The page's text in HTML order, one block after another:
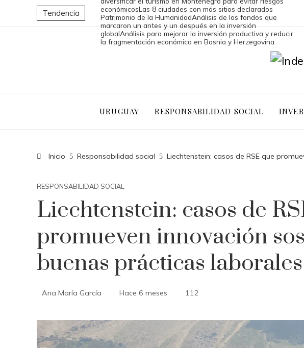
Tendencia
económicosLas 8 ciudades con más sitios declarados
Patrimonio de la HumanidadAnálisis de los fondos que
marcaron un antes y un después en la inversión
globalAnálisis para mejorar la inversión productiva y reducir
la fragmentación económica en Bosnia y Herzegovina
URUGUAY RESPONSABILIDAD SOCIAL
Inicio Responsabilidad social Liechtenstein: casos de RSE que
RESPONSABILIDAD SOCIAL
Liechtenstein: casos de
promueven innovación
buenas prácticas laborales
Ana María García Hace 6 meses 112